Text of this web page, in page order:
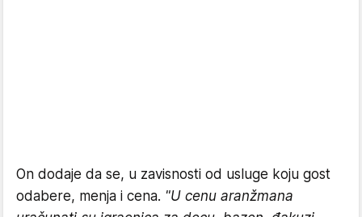
On dodaje da se, u zavisnosti od usluge koju gost
odabere, menja i cena. "U cenu aranžmana